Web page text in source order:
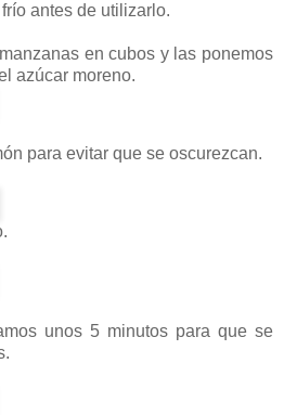
antes de utilizarlo.
en cubos y las ponemos
azúcar moreno.
para evitar que se oscurezcan.
unos 5 minutos para que se